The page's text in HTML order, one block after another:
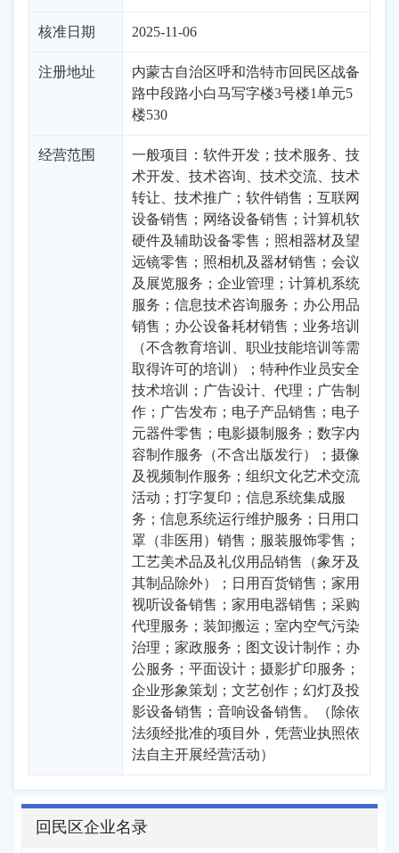
核准日期 2025-11-06
注册地址
内蒙古自治区呼和浩特市回民区战备
路中段路小白马写字楼3号楼1单元5
楼530
经营范围
一般项目：软件开发；技术服务、技
术开发、技术咨询、技术交流、技术
转让、技术推广；软件销售；互联网
设备销售；网络设备销售；计算机软
硬件及辅助设备零售；照相器材及望
远镜零售；照相机及器材销售；会议
及展览服务；企业管理；计算机系统
服务；信息技术咨询服务；办公用品
销售；办公设备耗材销售；业务培训
（不含教育培训、职业技能培训等需
取得许可的培训）；特种作业员安全
技术培训；广告设计、代理；广告制
作；广告发布；电子产品销售；电子
元器件零售；电影摄制服务；数字内
容制作服务（不含出版发行）；摄像
及视频制作服务；组织文化艺术交流
活动；打字复印；信息系统集成服
务；信息系统运行维护服务；日用口
罩（非医用）销售；服装服饰零售；
工艺美术品及礼仪用品销售（象牙及
其制品除外）；日用百货销售；家用
视听设备销售；家用电器销售；采购
代理服务；装卸搬运；室内空气污染
治理；家政服务；图文设计制作；办
公服务；平面设计；摄影扩印服务；
企业形象策划；文艺创作；幻灯及投
影设备销售；音响设备销售。（除依
法须经批准的项目外，凭营业执照依
法自主开展经营活动）
回民区企业名录